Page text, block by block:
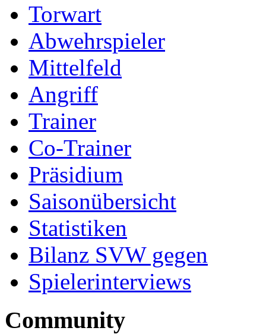
Torwart
Abwehrspieler
Mittelfeld
Angriff
Trainer
Co-Trainer
Präsidium
Saisonübersicht
Statistiken
Bilanz SVW gegen
Spielerinterviews
Community